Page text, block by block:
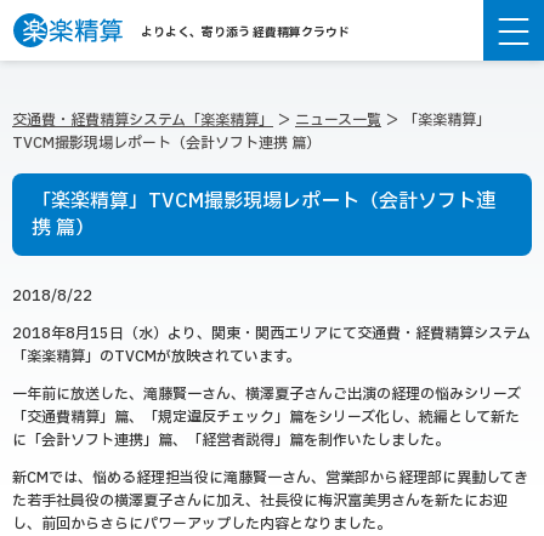
よりよく、寄り添う 経費精算クラウド
交通費・経費精算システム「楽楽精算」 ニュース一覧
「楽楽精算」
TVCM撮影現場レポート（会計ソフト連携 篇）
「楽楽精算」TVCM撮影現場レポート（会計ソフト連
携 篇）
2018/8/22
2018年8月15日（水）より、関東・関西エリアにて交通費・経費精算システム
「楽楽精算」のTVCMが放映されています。
一年前に放送した、滝藤賢一さん、横澤夏子さんご出演の経理の悩みシリーズ
「交通費精算」篇、「規定違反チェック」篇をシリーズ化し、続編として新た
に「会計ソフト連携」篇、「経営者説得」篇を制作いたしました。
新CMでは、悩める経理担当役に滝藤賢一さん、営業部から経理部に異動してき
た若手社員役の横澤夏子さんに加え、社長役に梅沢富美男さんを新たにお迎
し、前回からさらにパワーアップした内容となりました。